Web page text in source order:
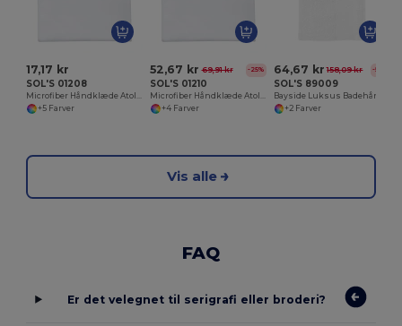
17,17 kr
SOL'S 01208
+5 Farver
52,67 kr 69,91 kr -25%
SOL'S 01210
+4 Farver
64,67 kr 158,09 kr -59%
SOL'S 89009
+2 Farver
Vis alle
FAQ
Er det velegnet til serigrafi eller broderi?